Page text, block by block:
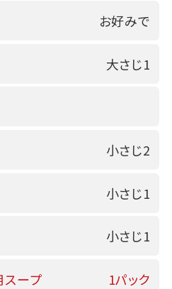
お好みで
大さじ1
小さじ2
小さじ1
小さじ1
ープ 1パック